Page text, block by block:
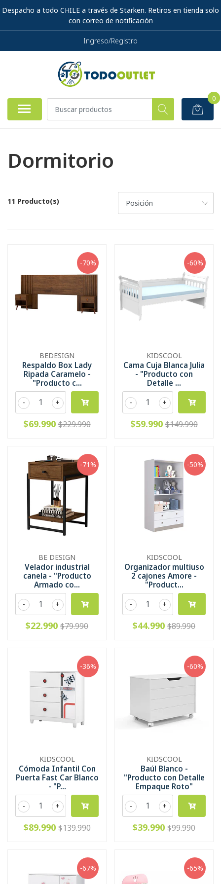
Despacho a todo CHILE a través de Starken. Retiros en tienda solo
con correo de notificación
Ingreso/Registro
0
Dormitorio
11 Producto(s)
-70%
BEDESIGN
Respaldo Box Lady
Ripada Caramelo -
"Producto c...
+
-
$69.990 $229.990
-60%
KIDSCOOL
Cama Cuja Blanca Julia
- "Producto con
Detalle ...
+
-
$59.990 $149.990
-71%
BE DESIGN
Velador industrial
canela - "Producto
Armado co...
+
-
$22.990 $79.990
-50%
KIDSCOOL
Organizador multiuso
2 cajones Amore -
"Product...
+
-
$44.990 $89.990
-36%
KIDSCOOL
Cómoda Infantil Con
Puerta Fast Car Blanco
- "P...
+
-
$89.990 $139.990
-60%
KIDSCOOL
Baúl Blanco -
"Producto con Detalle
Empaque Roto"
+
-
$39.990 $99.990
-67% -65%